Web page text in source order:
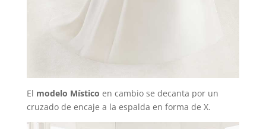
El modelo Místico en cambio se decanta por un
cruzado de encaje a la espalda en forma de X.